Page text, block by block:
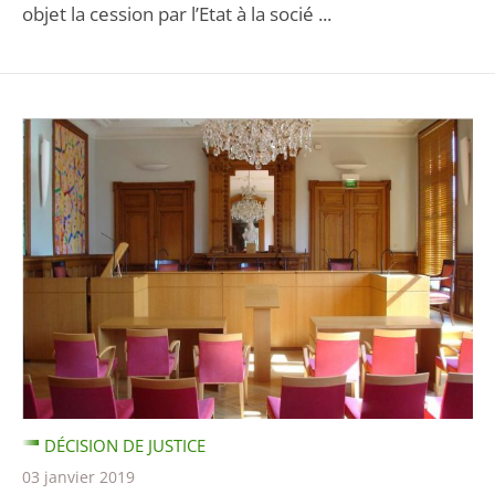
objet la cession par l’Etat à la socié ...
DÉCISION DE JUSTICE
03 janvier 2019